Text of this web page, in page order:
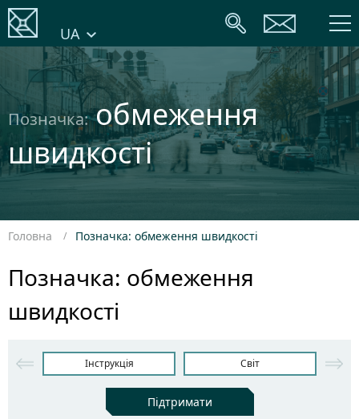
UA
Позначка:обмеження
швидкості
Головна Позначка: обмеження швидкості
Позначка: обмеження
швидкості
Інструкція Світ
Підтримати